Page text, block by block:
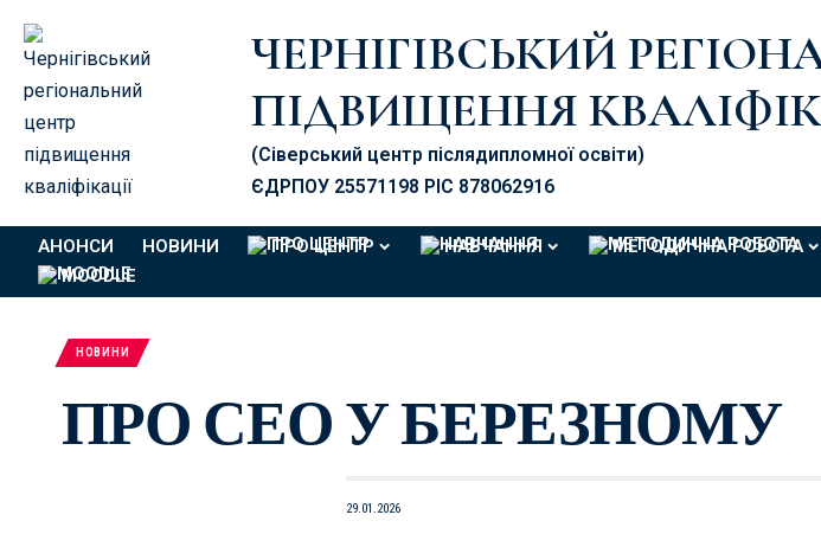
ЧЕРНІГІВСЬКИЙ
ПІДВИЩЕННЯ
(Сіверський центр післядипломної освіти)
ЄДРПОУ 25571198 PIC 878062916
АНОНСИ НОВИНИ ПРО ЦЕНТР НАВЧАННЯ МЕТОДИЧНА РОБОТА
MOODLE
НОВИНИ
ПРО СЕО У БЕРЕЗНОМУ
29.01.2026